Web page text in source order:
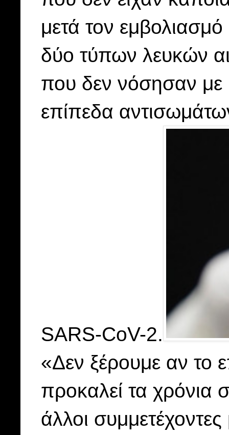
μετά τον
δύο τύπων λευκών
που δεν νόσησαν
επίπεδα
SARS-CoV-2.
«Δεν ξέρουμε αν το
προκαλεί τα χρόνια
άλλοι